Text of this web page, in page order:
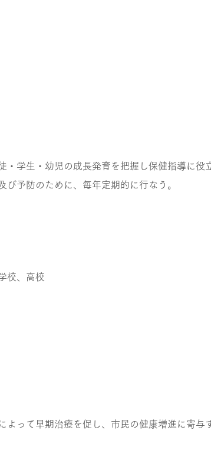
・学生・幼児の成長発育を把握し保健指導に役
び予防のために、毎年定期的に行なう。
校、高校
よって早期治療を促し、市民の健康増進に寄与